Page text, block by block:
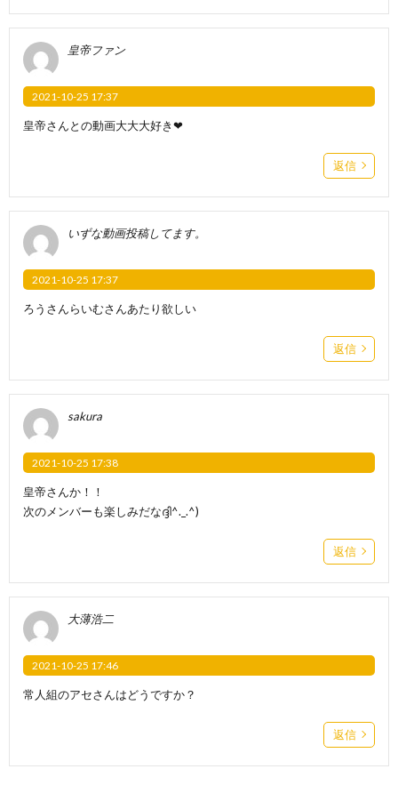
皇帝ファン
2021-10-25 17:37
皇帝さんとの動画大大大好き❤
返信
いずな動画投稿してます。
2021-10-25 17:37
ろうさんらいむさんあたり欲しい
返信
sakura
2021-10-25 17:38
皇帝さんか！！
次のメンバーも楽しみだなദ്ദി^._.^)
返信
大薄浩二
2021-10-25 17:46
常人組のアセさんはどうですか？
返信